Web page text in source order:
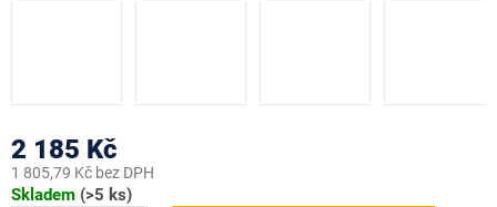
2 185 Kč
1 805,79 Kč bez DPH
Měrná
Skladem (>5 ks)